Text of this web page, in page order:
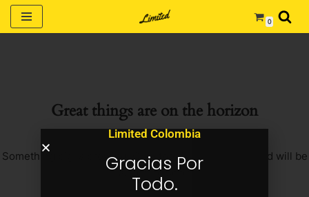
Saltar
0
Great things are on the horizon
Something big is brewing! Our store is in the works and will be
launching soon!
Limited Colombia
Gracias Por
Todo.